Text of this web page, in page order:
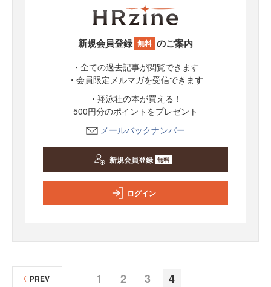
新規会員登録 無料 のご案内
・全ての過去記事が閲覧できます
・会員限定メルマガを受信できます
・翔泳社の本が買える！
500円分のポイントをプレゼント
メールバックナンバー
新規会員登録 無料
ログイン
1 2 3 4
PREV